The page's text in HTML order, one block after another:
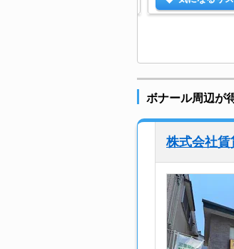
ボナール周辺が
株式会社